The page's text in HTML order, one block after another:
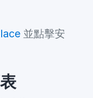
並點擊安